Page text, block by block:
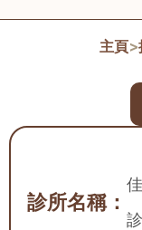
主頁>
診所名稱：